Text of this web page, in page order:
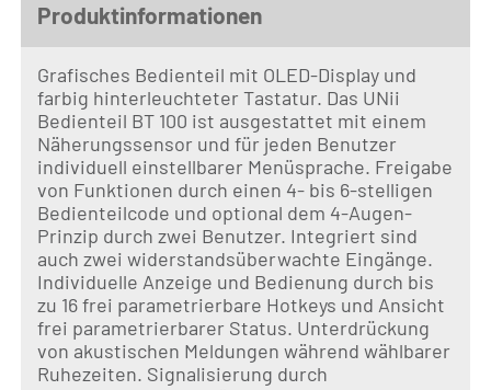
Produktinformationen
Grafisches Bedienteil mit OLED-Display und
farbig hinterleuchteter Tastatur. Das UNii
Bedienteil BT 100 ist ausgestattet mit einem
Näherungssensor und für jeden Benutzer
individuell einstellbarer Menüsprache. Freigabe
von Funktionen durch einen 4- bis 6-stelligen
Bedienteilcode und optional dem 4-Augen-
Prinzip durch zwei Benutzer. Integriert sind
auch zwei widerstandsüberwachte Eingänge.
Individuelle Anzeige und Bedienung durch bis
zu 16 frei parametrierbare Hotkeys und Ansicht
frei parametrierbarer Status. Unterdrückung
von akustischen Meldungen während wählbarer
Ruhezeiten. Signalisierung durch